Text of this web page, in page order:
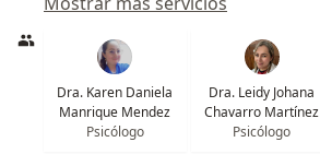
Dra. Karen Daniela
Manrique Mendez
Psicólogo
Dra. Leidy Johana
Chavarro Martínez
Psicólogo